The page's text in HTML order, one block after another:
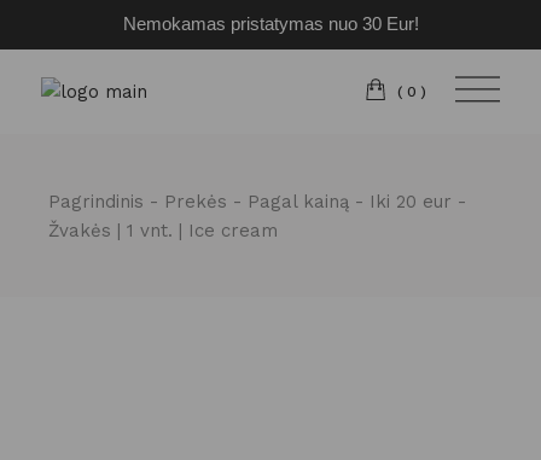
Nemokamas pristatymas nuo 30 Eur!
Pereiti
turinio
(0)
Pagrindinis Prekės Pagal kainą
Iki 20 eur
Žvakės | 1 vnt. | Ice cream